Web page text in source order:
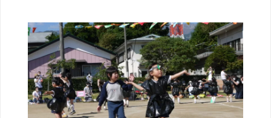
イ
ズ